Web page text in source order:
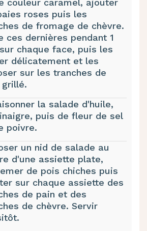
couleur caramel, ajouter
roses puis les
de fromage de chèvre.
ces dernières pendant 1
chaque face, puis les
délicatement et les
sur les tranches de
grillé.
la salade d'huile,
puis de fleur de sel
poivre.
un nid de salade au
d'une assiette plate,
de pois chiches puis
sur chaque assiette des
de pain et des
de chèvre. Servir